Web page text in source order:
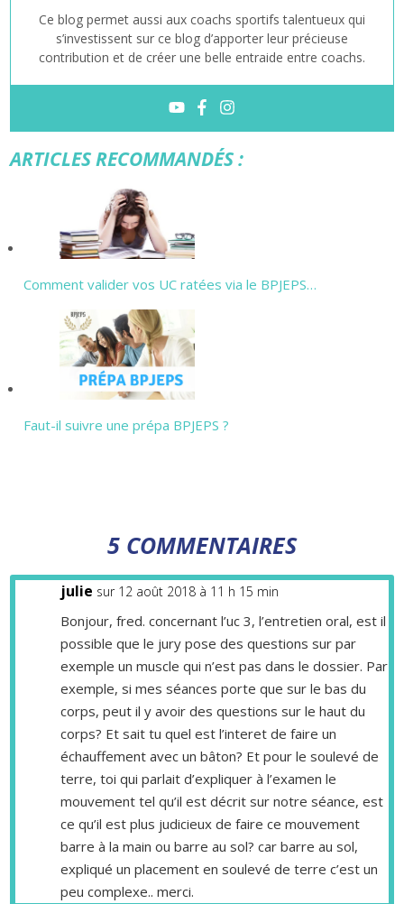
Ce blog permet aussi aux coachs sportifs talentueux qui
s’investissent sur ce blog d’apporter leur précieuse
contribution et de créer une belle entraide entre coachs.
ARTICLES RECOMMANDÉS :
Comment valider vos UC ratées via le BPJEPS…
Faut-il suivre une prépa BPJEPS ?
5 COMMENTAIRES
julie sur 12 août 2018 à 11 h 15 min
Bonjour, fred. concernant l’uc 3, l’entretien oral, est il
possible que le jury pose des questions sur par
exemple un muscle qui n’est pas dans le dossier. Par
exemple, si mes séances porte que sur le bas du
corps, peut il y avoir des questions sur le haut du
corps? Et sait tu quel est l’interet de faire un
échauffement avec un bâton? Et pour le soulevé de
terre, toi qui parlait d’expliquer à l’examen le
mouvement tel qu’il est décrit sur notre séance, est
ce qu’il est plus judicieux de faire ce mouvement
barre à la main ou barre au sol? car barre au sol,
expliqué un placement en soulevé de terre c’est un
peu complexe.. merci.